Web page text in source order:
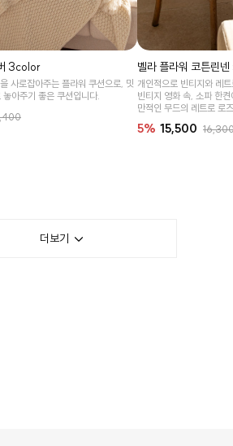
3color
사로잡아주는 플라워 쿠션으로, 밋
아주기 좋은 쿠션입니다.
벨라 플라워 코튼린넨
개인적으로 빈티지와 레
빈티지 영화 속, 소파 한
만적인 무드의 레트로 로즈
5% 15,500
더보기